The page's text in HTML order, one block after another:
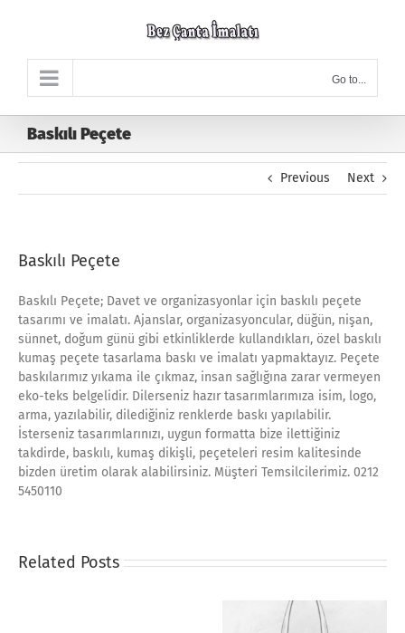
Go to...
Baskılı Peçete
Previous Next
Baskılı Peçete
Baskılı Peçete; Davet ve organizasyonlar için baskılı peçete
tasarımı ve imalatı. Ajanslar, organizasyoncular, düğün, nişan,
sünnet, doğum günü gibi etkinliklerde kullandıkları, özel baskılı
kumaş peçete tasarlama baskı ve imalatı yapmaktayız. Peçete
baskılarımız yıkama ile çıkmaz, insan sağlığına zarar vermeyen
eko-teks belgelidir. Dilerseniz hazır tasarımlarımıza isim, logo,
arma, yazılabilir, dilediğiniz renklerde baskı yapılabilir.
İsterseniz tasarımlarınızı, uygun formatta bize ilettiğiniz
takdirde, baskılı, kumaş dikişli, peçeteleri resim kalitesinde
bizden üretim olarak alabilirsiniz. Müşteri Temsilcilerimiz. 0212
5450110
Related Posts